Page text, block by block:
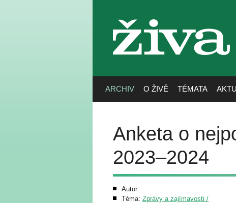
živa
ARCHIV O ŽIVĚ TÉMATA
Anketa o
2023–2024
Autor:
Téma: Zprávy a zajímavosti /